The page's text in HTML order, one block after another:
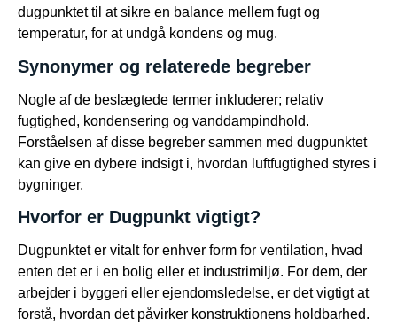
dugpunktet til at sikre en balance mellem fugt og
temperatur, for at undgå kondens og mug.
Synonymer og relaterede begreber
Nogle af de beslægtede termer inkluderer; relativ
fugtighed, kondensering og vanddampindhold.
Forståelsen af disse begreber sammen med dugpunktet
kan give en dybere indsigt i, hvordan luftfugtighed styres i
bygninger.
Hvorfor er Dugpunkt vigtigt?
Dugpunktet er vitalt for enhver form for ventilation, hvad
enten det er i en bolig eller et industrimiljø. For dem, der
arbejder i byggeri eller ejendomsledelse, er det vigtigt at
forstå, hvordan det påvirker konstruktionens holdbarhed.